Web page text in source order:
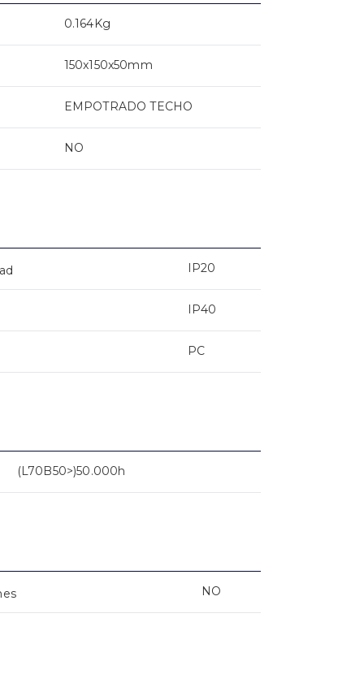
0.164Kg
150x150x50mm
EMPOTRADO TECHO
NO
IP20
IP40
PC
(L70B50>)50.000h
NO